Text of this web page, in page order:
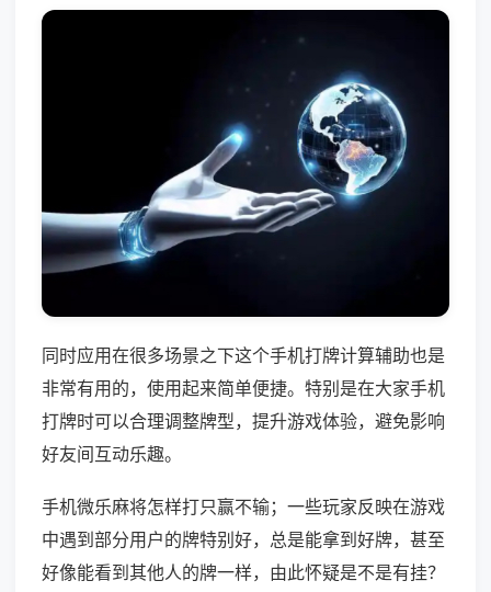
同时应用在很多场景之下这个手机打牌计算辅助也是
非常有用的，使用起来简单便捷。特别是在大家手机
打牌时可以合理调整牌型，提升游戏体验，避免影响
好友间互动乐趣。
手机微乐麻将怎样打只赢不输；一些玩家反映在游戏
中遇到部分用户的牌特别好，总是能拿到好牌，甚至
好像能看到其他人的牌一样，由此怀疑是不是有挂？